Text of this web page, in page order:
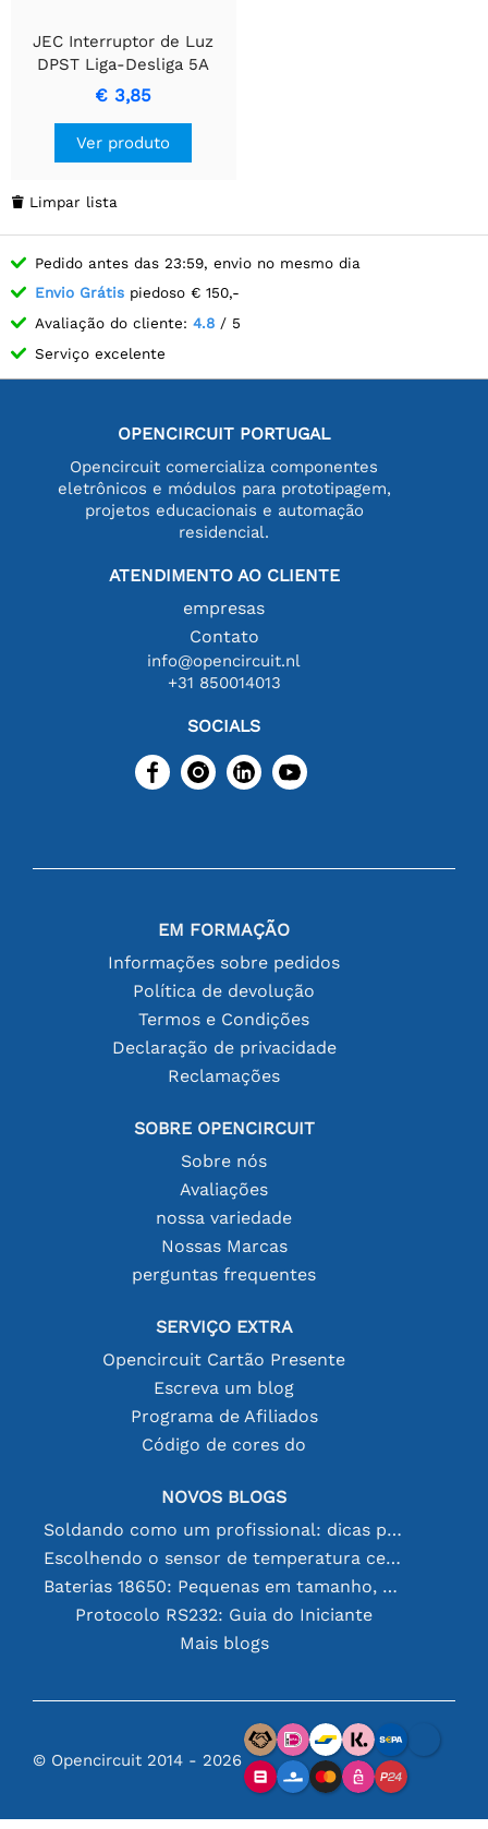
JEC Interruptor de Luz
DPST Liga-Desliga 5A
250V
€ 3,85
Ver produto
 Limpar lista
Pedido antes das 23:59, envio no mesmo dia
Envio Grátis piedoso € 150,-
Avaliação do cliente: 4.8 / 5
Serviço excelente
OPENCIRCUIT PORTUGAL
Opencircuit comercializa componentes
eletrônicos e módulos para prototipagem,
projetos educacionais e automação
residencial.
ATENDIMENTO AO CLIENTE
empresas
Contato
info@opencircuit.nl
+31 850014013
SOCIALS
EM FORMAÇÃO
Informações sobre pedidos
Política de devolução
Termos e Condições
Declaração de privacidade
Reclamações
SOBRE OPENCIRCUIT
Sobre nós
Avaliações
nossa variedade
Nossas Marcas
perguntas frequentes
SERVIÇO EXTRA
Opencircuit Cartão Presente
Escreva um blog
Programa de Afiliados
Código de cores do
NOVOS BLOGS
Soldando como um profissional: dicas para conexões eletrônicas perfeitas
Escolhendo o sensor de temperatura certo [youtube]
Baterias 18650: Pequenas em tamanho, grandes em desempenho
Protocolo RS232: Guia do Iniciante
Mais blogs
© Opencircuit 2014 - 2026